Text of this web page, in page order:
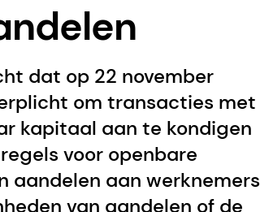
dat op 22 november
om transacties met
kapitaal aan te kondigen
voor openbare
aandelen aan werknemers
van aandelen of de